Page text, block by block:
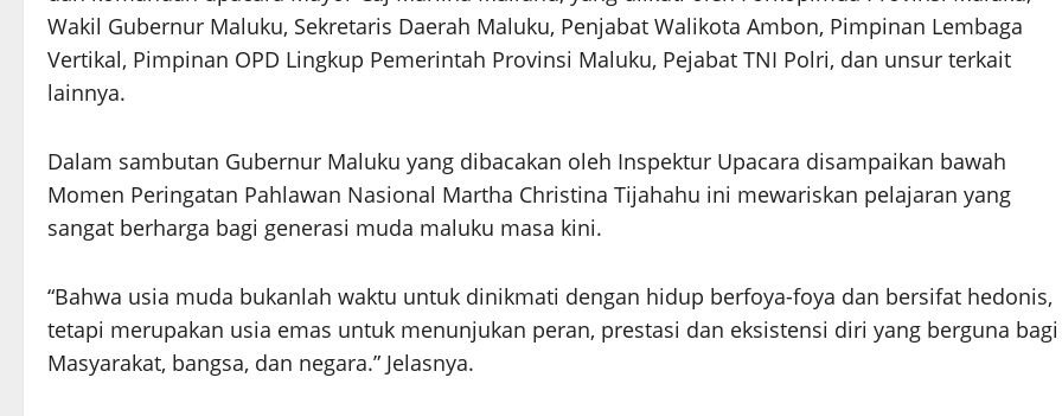
Wakil Gubernur Maluku, Sekretaris Daerah Maluku, Penjabat Walikota Ambon, Pimpinan Lembaga
Vertikal, Pimpinan OPD Lingkup Pemerintah Provinsi Maluku, Pejabat TNI Polri, dan unsur terkait
lainnya.
Dalam sambutan Gubernur Maluku yang dibacakan oleh Inspektur Upacara disampaikan bawah
Momen Peringatan Pahlawan Nasional Martha Christina Tijahahu ini mewariskan pelajaran yang
sangat berharga bagi generasi muda maluku masa kini.
“Bahwa usia muda bukanlah waktu untuk dinikmati dengan hidup berfoya-foya dan bersifat hedonis,
tetapi merupakan usia emas untuk menunjukan peran, prestasi dan eksistensi diri yang berguna bagi
Masyarakat, bangsa, dan negara.” Jelasnya.